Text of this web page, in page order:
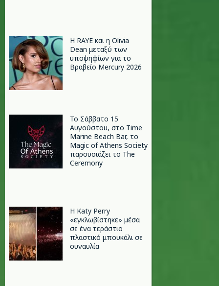
Η RAYE και η Olivia
Dean μεταξύ των
υποψηφίων για το
Βραβείο Mercury 2026
Το Σάββατο 15
Αυγούστου, στο Time
Marine Beach Bar, το
Magic of Athens Society
παρουσιάζει το The
Ceremony
H Katy Perry
«εγκλωβίστηκε» μέσα
σε ένα τεράστιο
πλαστικό μπουκάλι σε
συναυλία